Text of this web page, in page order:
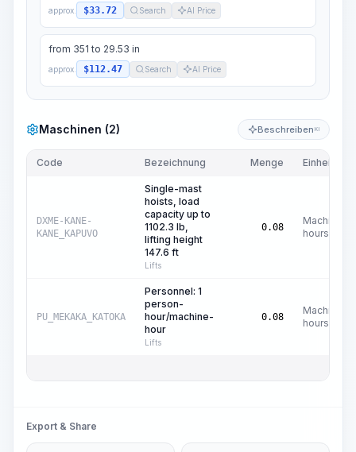
approx. $33.72 Search AI Price
from 351 to 29.53 in
approx. $112.47 Search AI Price
Maschinen (2) Beschreiben KI
Code Bezeichnung Menge Einheit
DXME-KANE-
KANE_KAPUVO
Single-mast
hoists, load
capacity up to
1102.3 lb,
lifting height
147.6 ft
Lifts
0.08
Machine
hours
PU_MEKAKA_KATOKA
Personnel: 1
person-
hour/machine-
hour
Lifts
0.08
Machine
hours
Export & Share